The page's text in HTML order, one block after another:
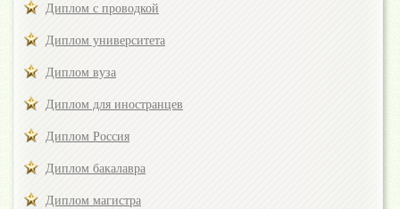
Диплом с проводкой
Диплом университета
Диплом вуза
Диплом для иностранцев
Диплом Россия
Диплом бакалавра
Диплом магистра